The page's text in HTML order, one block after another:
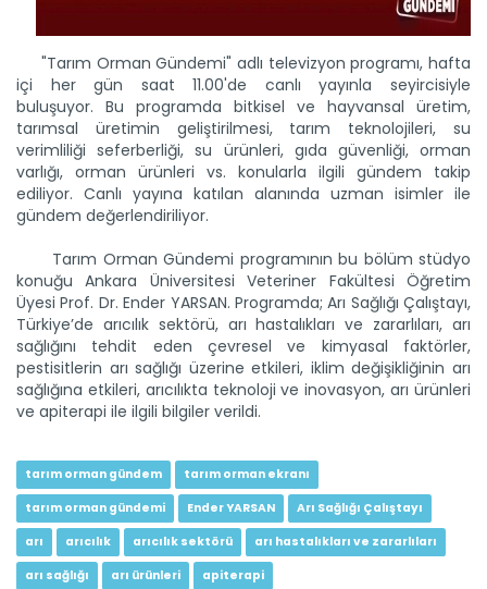
"Tarım Orman Gündemi" adlı televizyon programı, hafta
içi her gün saat 11.00'de canlı yayınla seyircisiyle
buluşuyor. Bu programda bitkisel ve hayvansal üretim,
tarımsal üretimin geliştirilmesi, tarım teknolojileri, su
verimliliği seferberliği, su ürünleri, gıda güvenliği, orman
varlığı, orman ürünleri vs. konularla ilgili gündem takip
ediliyor. Canlı yayına katılan alanında uzman isimler ile
gündem değerlendiriliyor.
Tarım Orman Gündemi programının bu bölüm stüdyo
konuğu Ankara Üniversitesi Veteriner Fakültesi Öğretim
Üyesi Prof. Dr. Ender YARSAN. Programda; Arı Sağlığı Çalıştayı,
Türkiye’de arıcılık sektörü, arı hastalıkları ve zararlıları, arı
sağlığını tehdit eden çevresel ve kimyasal faktörler,
pestisitlerin arı sağlığı üzerine etkileri, iklim değişikliğinin arı
sağlığına etkileri, arıcılıkta teknoloji ve inovasyon, arı ürünleri
ve apiterapi ile ilgili bilgiler verildi.
tarım orman gündem tarım orman ekranı
tarım orman gündemi Ender YARSAN Arı Sağlığı Çalıştayı
arı arıcılık arıcılık sektörü arı hastalıkları ve zararlıları
arı sağlığı arı ürünleri apiterapi
Tarım Orman Gündemi 12.06.2026
“Tarım Orman Gündemi” sektörün gündemini izleyici ile...
Devamını Oku ->
Tarım Orman Gündemi 11.06.2026
Devamını Oku ->